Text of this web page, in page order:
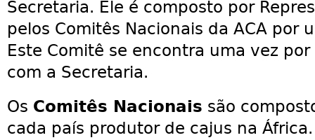
Secretaria. Ele é composto por
pelos Comitês Nacionais da ACA por
Este Comitê se encontra uma vez
com a Secretaria.
Os Comitês Nacionais são
cada país produtor de cajus na